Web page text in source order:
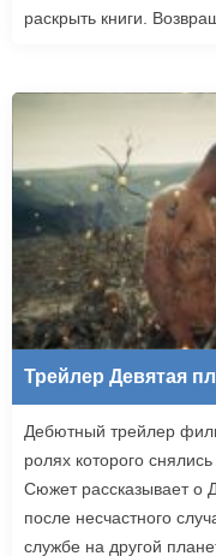
раскрыть книги.
Трейлер Девятая
Дебютный трейлер
ролях которого
Сюжет рассказывает о
после несчастного
службе на другой